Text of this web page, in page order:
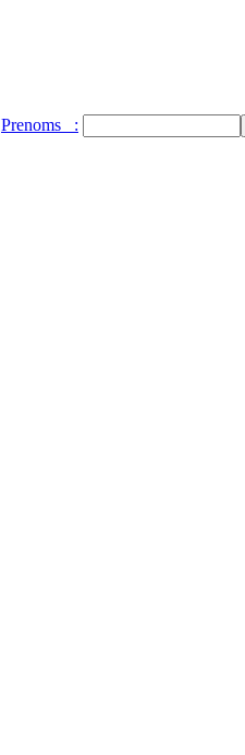
Prenoms :